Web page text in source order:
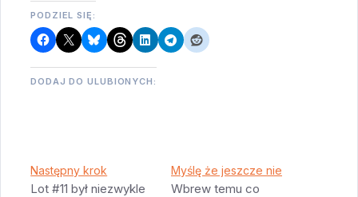
PODZIEL SIĘ:
DODAJ DO ULUBIONYCH:
Następny krok
Lot #11 był niezwykle
Myślę że jeszcze nie
Wbrew temu co